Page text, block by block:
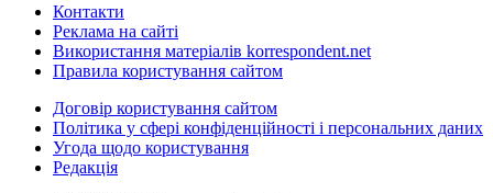
Контакти
Реклама на сайті
Використання матеріалів korrespondent.net
Правила користування сайтом
Договір користування сайтом
Політика у сфері конфіденційності і персональних даних
Угода щодо користування
Редакція